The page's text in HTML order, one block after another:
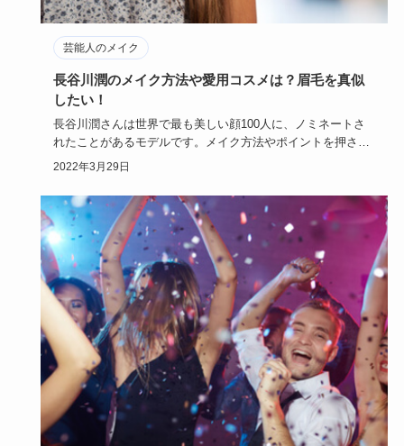
芸能人のメイク
長谷川潤のメイク方法や愛用コスメは？眉毛を真似
したい！
長谷川潤さんは世界で最も美しい顔100人に、ノミネートさ
れたことがあるモデルです。メイク方法やポイントを押さえ
ることで、長…
2022年3月29日